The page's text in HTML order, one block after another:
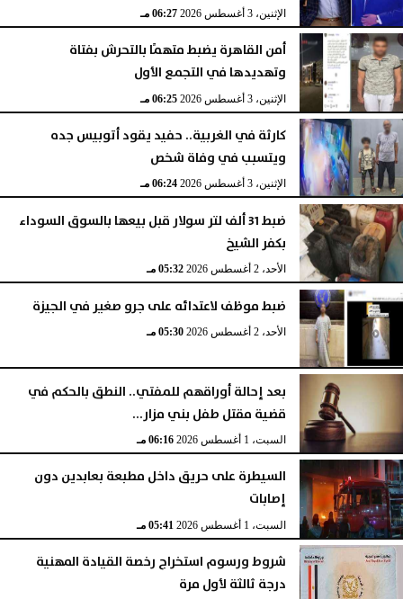
الإثنين، 3 أغسطس 2026 06:27 مـ
أمن القاهرة يضبط متهمًا بالتحرش بفتاة
وتهديدها في التجمع الأول
الإثنين، 3 أغسطس 2026 06:25 مـ
كارثة في الغربية.. حفيد يقود أتوبيس جده
ويتسبب في وفاة شخص
الإثنين، 3 أغسطس 2026 06:24 مـ
ضبط 31 ألف لتر سولار قبل بيعها بالسوق السوداء
بكفر الشيخ
الأحد، 2 أغسطس 2026 05:32 مـ
ضبط موظف لاعتدائه على جرو صغير في الجيزة
الأحد، 2 أغسطس 2026 05:30 مـ
بعد إحالة أوراقهم للمفتي.. النطق بالحكم في
قضية مقتل طفل بني مزار...
السبت، 1 أغسطس 2026 06:16 مـ
السيطرة على حريق داخل مطبعة بعابدين دون
إصابات
السبت، 1 أغسطس 2026 05:41 مـ
شروط ورسوم استخراج رخصة القيادة المهنية
درجة ثالثة لأول مرة